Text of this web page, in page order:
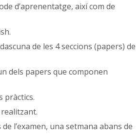
d’aprenentatge, així com de
de les 4 seccions (papers) de
dels papers que componen
pràctics.
l’examen, una setmana abans de